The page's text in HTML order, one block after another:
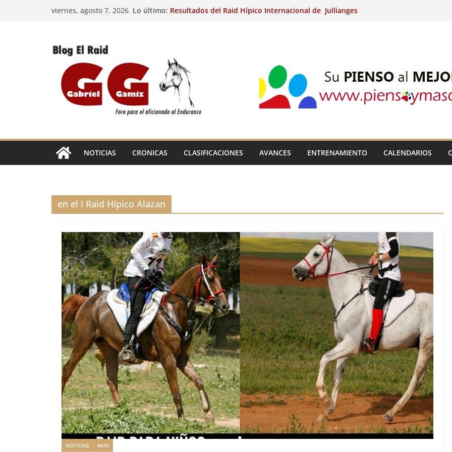
viernes, agosto 7, 2026 Lo último: Resultados del Raid Hípico Internacional de Jullianges
Caballos Jóvenes de Raid.
Raid Hípico Eladina Kung (Badajoz).
EL
NOTICIAS CRONICAS CLASIFICACIONES AVANCES ENTRENAMIENTO CALENDARIOS
en el I Raid Hípico Alazan
NOTICIAS RAID